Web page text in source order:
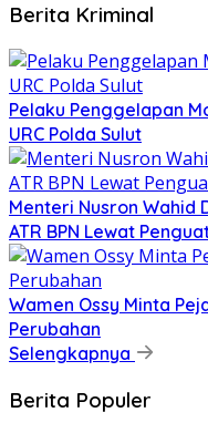
Berita Kriminal
​Pelaku Penggelapan
URC Polda Sulut
​Menteri Nusron Wahid
ATR BPN Lewat
Wamen Ossy Minta
Perubahan
Selengkapnya
Berita Populer